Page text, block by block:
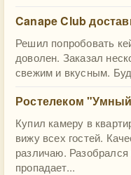
Canape Club
Решил попробовать
доволен. Заказал
свежим и вкусным.
Ростелеком
Купил камеру в
вижу всех гостей.
различаю.
пропадает...